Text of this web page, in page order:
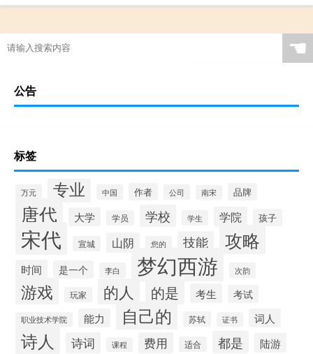
☚
公告
标签
万元 专业 中国 作者 公司 南宋 品牌
唐代 大学 学员 学校 学生 学院 孩子
宋代 宣城 山阴 您的 技能 攻略
时间 是一个 李白 梦幻西游 次韵
游戏 玩家 的人 的是 考生 考试
职业技术学院 能力 自己的 苏轼 证书 词人
诗人 诗词 课程 费用 适合 都是 陆游